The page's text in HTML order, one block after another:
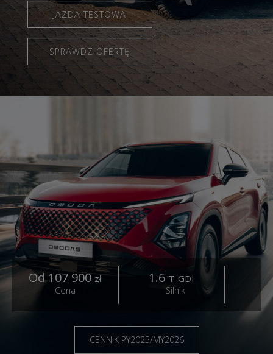
JAZDA TESTOWA
SPRAWDZ OFERTĘ
Od 107 900 zł
Cena
1.6 T-GDI
Silnik
CENNIK PY2025/MY2026